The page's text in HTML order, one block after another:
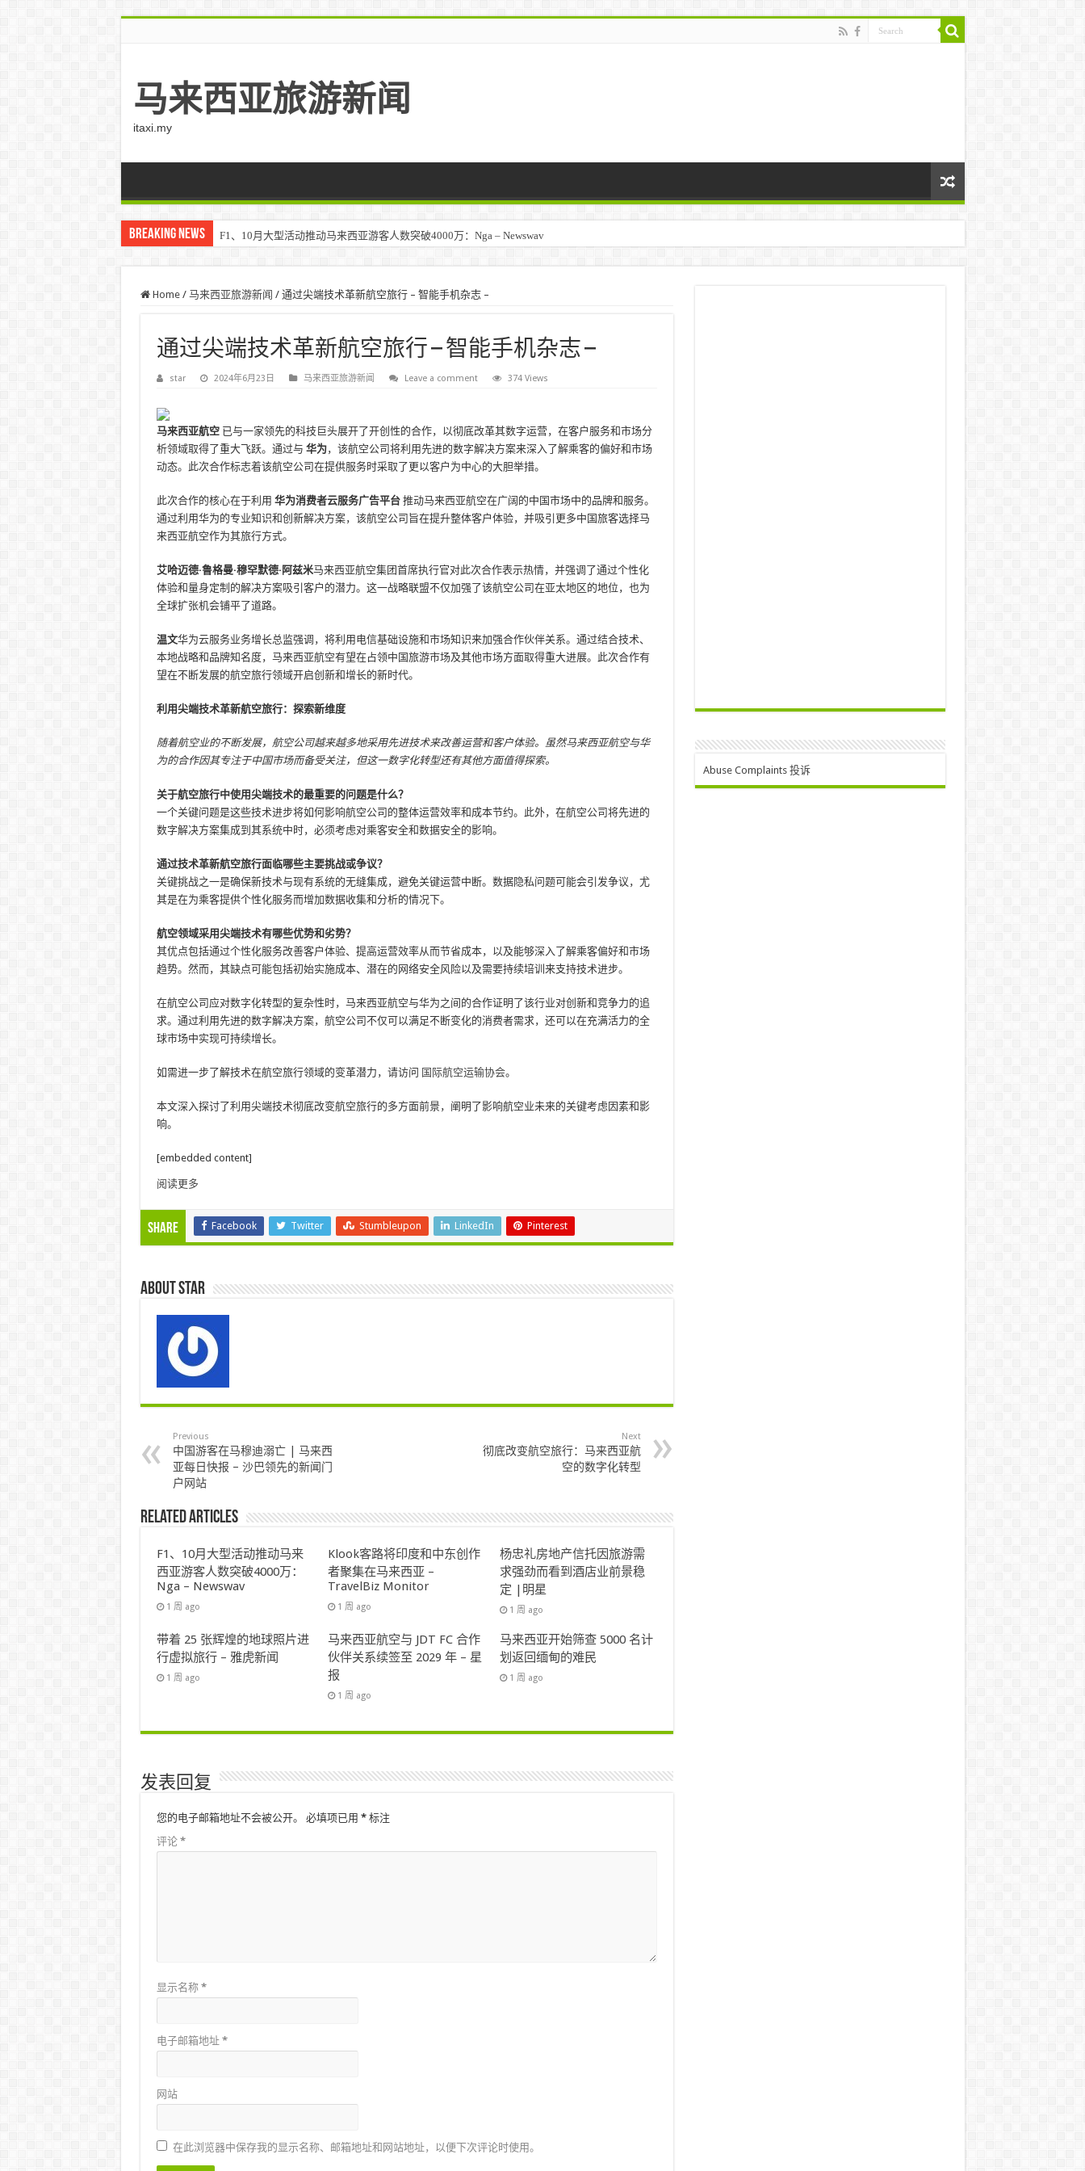
马来西亚旅游新闻
itaxi.my
Breaking News F1、10月大型活动推动马来西亚游客人数突破4000万：Nga – Newswav
Home / 马来西亚旅游新闻 / 通过尖端技术革新航空旅行 – 智能手机杂志 –
通过尖端技术革新航空旅行 – 智能手机杂志 –
star 2024年6月23日 马来西亚旅游新闻 Leave a comment 374 Views
马来西亚航空已与一家领先的科技巨头展开了开创性的合作，以彻底改革其数字运营，在客户服务和市场分
析领域取得了重大飞跃。通过与 华为，该航空公司将利用先进的数字解决方案来深入了解乘客的偏好和市场
动态。此次合作标志着该航空公司在提供服务时采取了更以客户为中心的大胆举措。
此次合作的核心在于利用 华为消费者云服务广告平台推动马来西亚航空在广阔的中国市场中的品牌和服务。
通过利用华为的专业知识和创新解决方案，该航空公司旨在提升整体客户体验，并吸引更多中国旅客选择马
来西亚航空作为其旅行方式。
艾哈迈德·鲁格曼·穆罕默德·阿兹米马来西亚航空集团首席执行官对此次合作表示热情，并强调了通过个性化
体验和量身定制的解决方案吸引客户的潜力。这一战略联盟不仅加强了该航空公司在亚太地区的地位，也为
全球扩张机会铺平了道路。
温文华为云服务业务增长总监强调，将利用电信基础设施和市场知识来加强合作伙伴关系。通过结合技术、
本地战略和品牌知名度，马来西亚航空有望在占领中国旅游市场及其他市场方面取得重大进展。此次合作有
望在不断发展的航空旅行领域开启创新和增长的新时代。
利用尖端技术革新航空旅行：探索新维度
随着航空业的不断发展，航空公司越来越多地采用先进技术来改善运营和客户体验。虽然马来西亚航空与华
为的合作因其专注于中国市场而备受关注，但这一数字化转型还有其他方面值得探索。
关于航空旅行中使用尖端技术的最重要的问题是什么？
一个关键问题是这些技术进步将如何影响航空公司的整体运营效率和成本节约。此外，在航空公司将先进的
数字解决方案集成到其系统中时，必须考虑对乘客安全和数据安全的影响。
通过技术革新航空旅行面临哪些主要挑战或争议？
关键挑战之一是确保新技术与现有系统的无缝集成，避免关键运营中断。数据隐私问题可能会引发争议，尤
其是在为乘客提供个性化服务而增加数据收集和分析的情况下。
航空领域采用尖端技术有哪些优势和劣势？
其优点包括通过个性化服务改善客户体验、提高运营效率从而节省成本，以及能够深入了解乘客偏好和市场
趋势。然而，其缺点可能包括初始实施成本、潜在的网络安全风险以及需要持续培训来支持技术进步。
在航空公司应对数字化转型的复杂性时，马来西亚航空与华为之间的合作证明了该行业对创新和竞争力的追
求。通过利用先进的数字解决方案，航空公司不仅可以满足不断变化的消费者需求，还可以在充满活力的全
球市场中实现可持续增长。
如需进一步了解技术在航空旅行领域的变革潜力，请访问 国际航空运输协会。
本文深入探讨了利用尖端技术彻底改变航空旅行的多方面前景，阐明了影响航空业未来的关键考虑因素和影
响。
[embedded content]
文
章
导
阅读更多
Share Facebook Twitter Stumbleupon LinkedIn Pinterest
About star
Previous
中国游客在马穆迪溺亡 | 马来西
亚每日快报 – 沙巴领先的新闻门
户网站
Next
彻底改变航空旅行：马来西亚航
空的数字化转型
Related Articles
F1、10月大型活动推动马来
西亚游客人数突破4000万：
Nga – Newswav
1 周 ago
Klook客路将印度和中东创作
者聚集在马来西亚 –
TravelBiz Monitor
1 周 ago
杨忠礼房地产信托因旅游需
求强劲而看到酒店业前景稳
定 |明星
1 周 ago
带着 25 张辉煌的地球照片进
行虚拟旅行 – 雅虎新闻
1 周 ago
马来西亚航空与 JDT FC 合作
伙伴关系续签至 2029 年 – 星
报
1 周 ago
马来西亚开始筛查 5000 名计
划返回缅甸的难民
1 周 ago
发表回复
您的电子邮箱地址不会被公开。 必填项已用 *标注
评论 *
显示名称 *
电子邮箱地址 *
网站
在此浏览器中保存我的显示名称、邮箱地址和网站地址，以便下次评论时使用。
Abuse Complaints 投诉